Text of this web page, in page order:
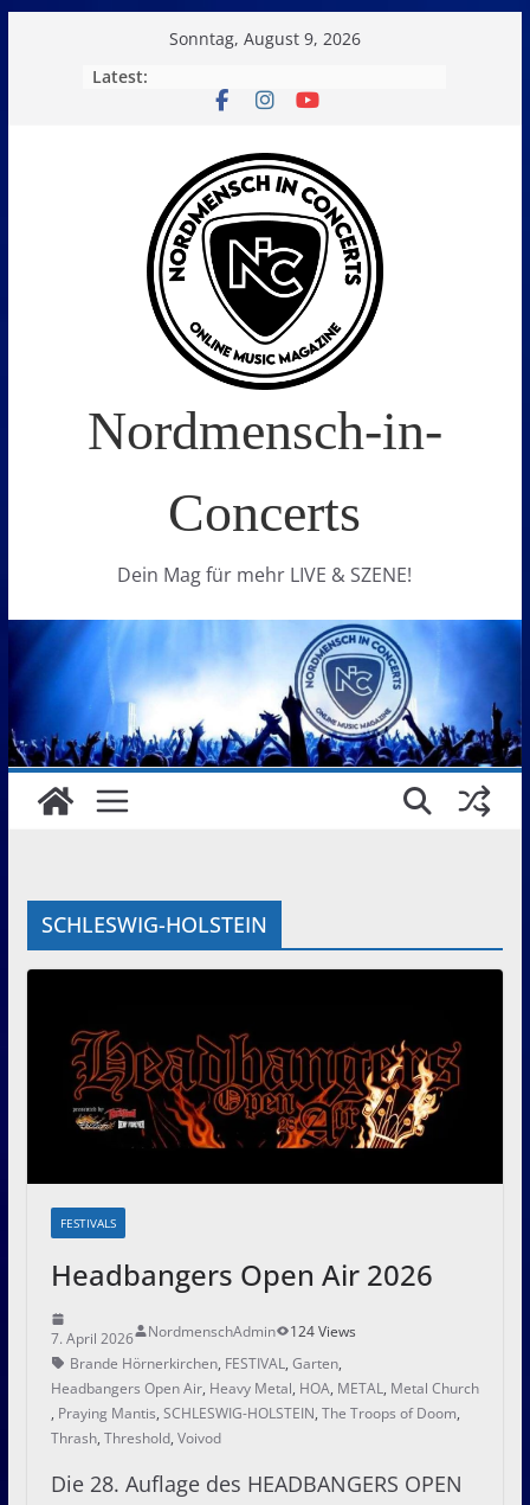
Sonntag, August 9, 2026
Latest:
Nordmensch-in-
Concerts
Dein Mag für mehr LIVE & SZENE!
SCHLESWIG-HOLSTEIN
FESTIVALS
Headbangers Open Air 2026
7. April 2026 NordmenschAdmin
124 Views
Brande Hörnerkirchen, FESTIVAL, Garten,
Headbangers Open Air, Heavy Metal, HOA, METAL, Metal Church
, Praying Mantis, SCHLESWIG-HOLSTEIN, The Troops of Doom,
Thrash, Threshold, Voivod
Die 28. Auflage des HEADBANGERS OPEN